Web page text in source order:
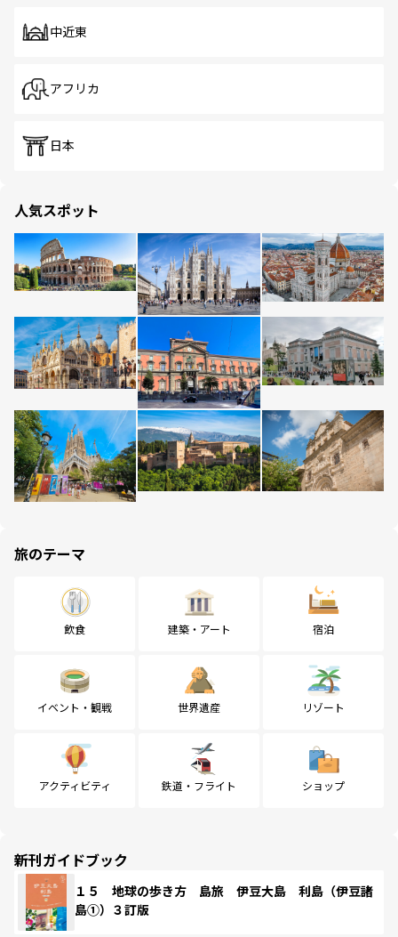
中近東
アフリカ
日本
人気スポット
旅のテーマ
飲食 建築・アート 宿泊
イベント・観戦 世界遺産 リゾート
アクティビティ 鉄道・フライト ショップ
新刊ガイドブック
１５ 地球の歩き方 島旅 伊豆大島 利島（伊豆諸
島①）３訂版